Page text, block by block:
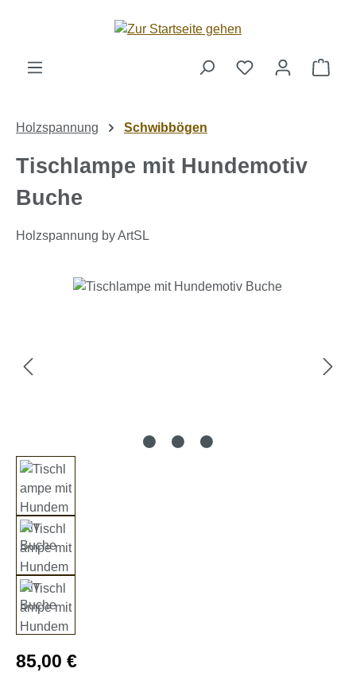
Zum Hauptinhalt springen
Holzspannung Schwibbögen
Tischlampe mit Hundemotiv
Buche
Holzspannung by ArtSL
Bildergalerie überspringen
Regulärer Preis:
85,00 €